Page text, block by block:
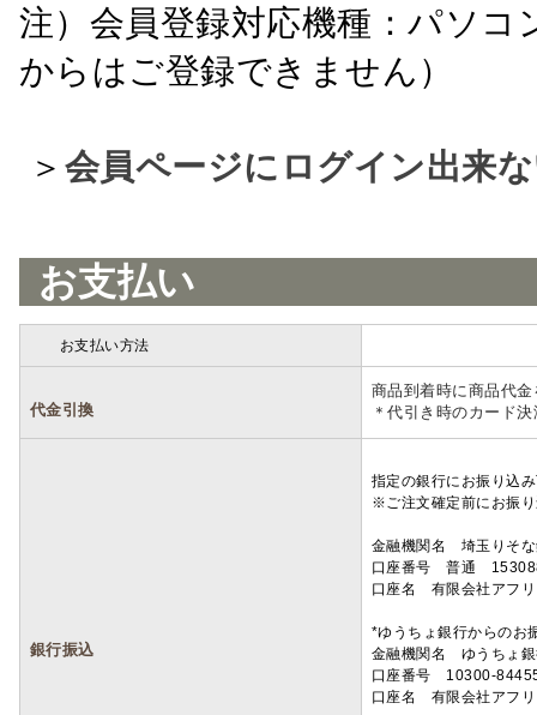
注）会員登録対応機種：パソ
からはご登録できません）
＞ 会員ページにログイン出来
お支払い
お支払い方法
代金引換
商品到着時に商品代
＊代引き時のカード
銀行振込
指定の銀行にお振り込
※ご注文確定前にお振
金融機関名 埼玉りそ
口座番号 普通
口座名 有限会社アフ
*ゆうちょ銀行からのお
金融機関名 ゆうちょ
口座番号 10300-
口座名 有限会社アフ